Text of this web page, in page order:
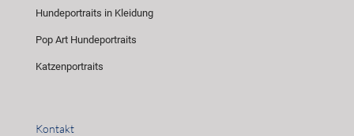
Hundeportraits in Kleidung
Pop Art Hundeportraits
Katzenportraits
Kontakt